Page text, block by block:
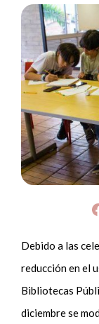
Debido a las
reducción en el
Bibliotecas
diciembre se